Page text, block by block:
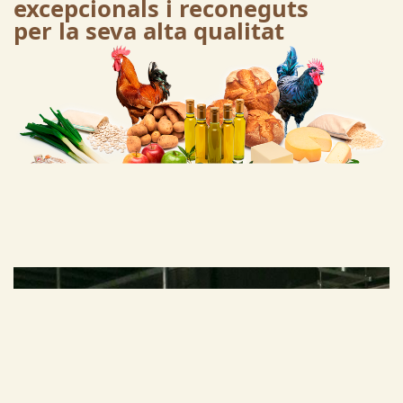
excepcionals i reconeguts
per la seva alta qualitat